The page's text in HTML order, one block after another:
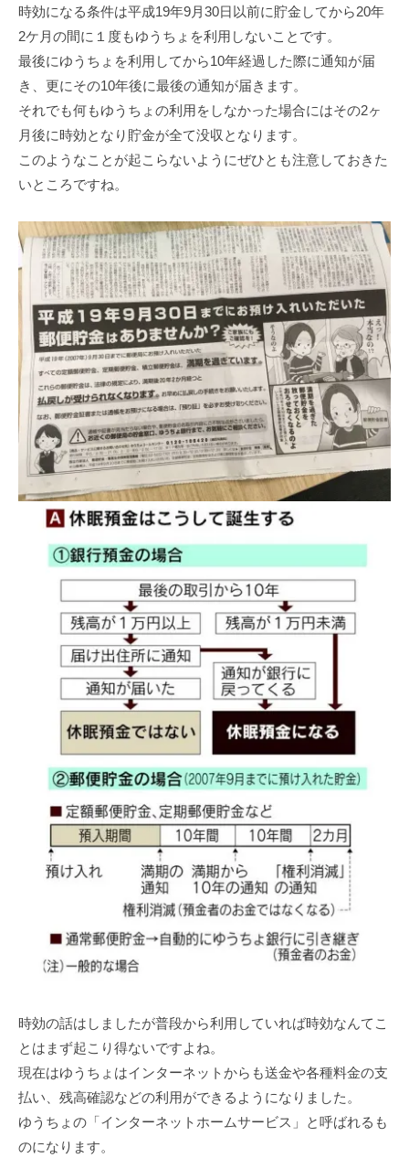
時効になる条件は平成19年9⽉30⽇以前に貯⾦してから20年
2ケ⽉の間に１度もゆうちょを利⽤しないことです。
最後にゆうちょを利⽤してから10年経過した際に通知が届
き、更にその10年後に最後の通知が届きます。
それでも何もゆうちょの利⽤をしなかった場合にはその2ヶ
⽉後に時効となり貯⾦が全て没収となります。
このようなことが起こらないようにぜひとも注意しておきた
いところですね。
時効の話はしましたが普段から利⽤していれば時効なんてこ
とはまず起こり得ないですよね。
現在はゆうちょはインターネットからも送⾦や各種料⾦の⽀
払い、残⾼確認などの利⽤ができるようになりました。
ゆうちょの「インターネットホームサービス」と呼ばれるも
のになります。